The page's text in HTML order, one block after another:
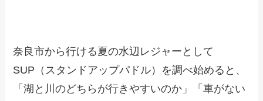
奈良市から行ける夏の水辺レジャーとして
SUP（スタンドアップパドル）を調べ始めると、
「湖と川のどちらが行きやすいのか」「車がない